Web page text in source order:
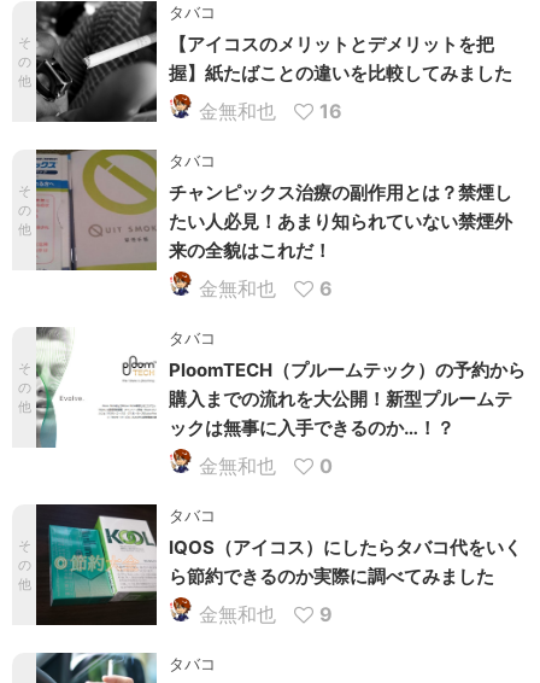
そ
の
他
タバコ
【アイコスのメリットとデメリットを把
握】紙たばことの違いを比較してみました
金無和也 16
そ
の
他
タバコ
チャンピックス治療の副作用とは？禁煙し
たい人必見！あまり知られていない禁煙外
来の全貌はこれだ！
金無和也 6
そ
の
他
タバコ
PloomTECH（プルームテック）の予約から
購入までの流れを大公開！新型プルームテ
ックは無事に入手できるのか…！？
金無和也 0
そ
の
他
タバコ
IQOS（アイコス）にしたらタバコ代をいく
ら節約できるのか実際に調べてみました
金無和也 9
タバコ